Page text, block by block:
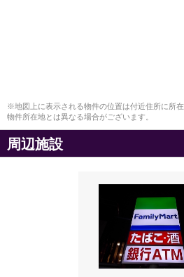
※地図上に表示される物件の位置は付近住所に所
物件所在地とは異なる場合がございます。
周辺施設